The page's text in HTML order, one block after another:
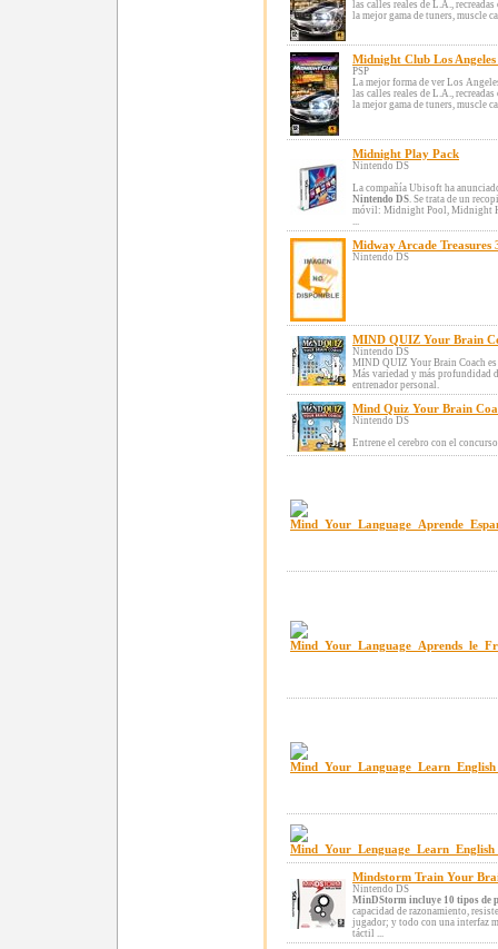
las calles reales de L.A.,
la mejor gama de tuners, muscle
Midnight Club Los
PSP
La mejor forma de ver Los
las calles reales de L.A.,
la mejor gama de tuners, muscle
Midnight Play Pack
Nintendo DS
La compañía Ubisoft ha
Nintendo DS. Se trata de un
móvil: Midnight Pool, Midnight
...
Midway Arcade Treasures
Nintendo DS
MIND QUIZ Your Brain
Nintendo DS
MIND QUIZ Your Brain Coach es
Más variedad y más profundidad
entrenador personal.
Mind Quiz Your Brain
Nintendo DS
Entrene el cerebro con el
Mindstorm Train Your
Nintendo DS
MinDStorm incluye 10 tipos de
capacidad de razonamiento,
jugador; y todo con una interfaz
táctil ...